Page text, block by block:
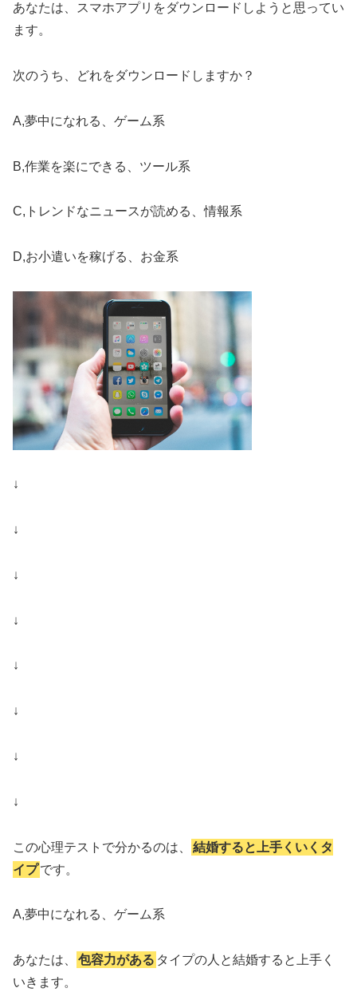
あなたは、スマホアプリをダウンロードしようと思ってい
ます。
次のうち、どれをダウンロードしますか？
A,夢中になれる、ゲーム系
B,作業を楽にできる、ツール系
C,トレンドなニュースが読める、情報系
D,お小遣いを稼げる、お金系
↓
↓
↓
↓
↓
↓
↓
↓
この心理テストで分かるのは、
結婚すると上手くいくタ
イプです。
A,夢中になれる、ゲーム系
あなたは、 包容力がある タイプの人と結婚すると上手く
いきます。